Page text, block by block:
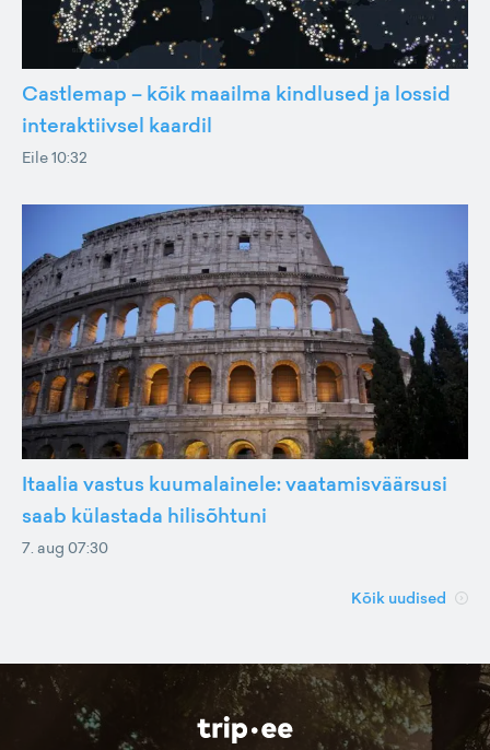
Castlemap – kõik maailma kindlused ja lossid
interaktiivsel kaardil
Eile 10:32
Itaalia vastus kuumalainele: vaatamisväärsusi
saab külastada hilisõhtuni
7. aug 07:30
Kõik uudised